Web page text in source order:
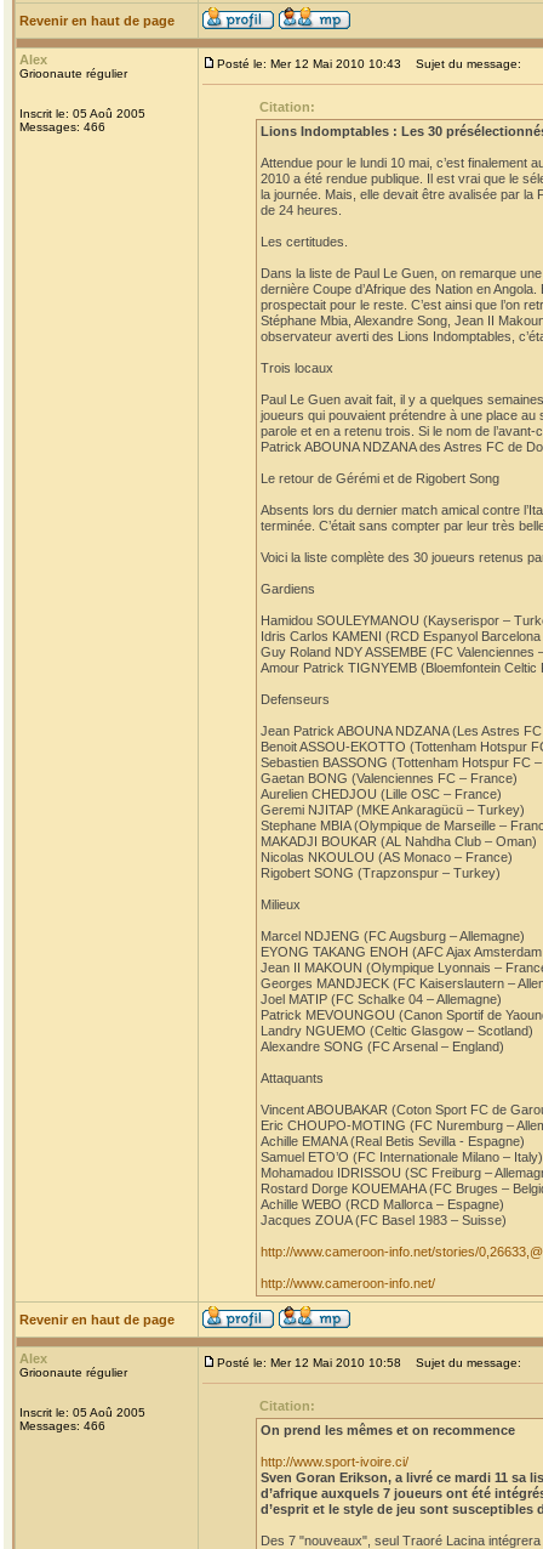
Revenir en haut de page
Alex
Grioonaute régulier
Inscrit le: 05 Aoû 2005
Messages: 466
Posté le: Mer 12 Mai 2010 10:43 Sujet du message:
Citation:
Lions Indomptables : Les 30
Attendue pour le lundi 10 mai, c’est finalement
2010 a été rendue publique. Il est vrai que le
la journée. Mais, elle devait être avalisée par la
de 24 heures.
Les certitudes.
Dans la liste de Paul Le Guen, on remarque
dernière Coupe d’Afrique des Nation en
prospectait pour le reste. C’est ainsi que l’on
Stéphane Mbia, Alexandre Song, Jean II
observateur averti des Lions Indomptables,
Trois locaux
Paul Le Guen avait fait, il y a quelques
joueurs qui pouvaient prétendre à une place au
parole et en a retenu trois. Si le nom de
Patrick ABOUNA NDZANA des Astres FC de
Le retour de Gérémi et de Rigobert Song
Absents lors du dernier match amical contre
terminée. C’était sans compter par leur très
Voici la liste complète des 30 joueurs retenus
Gardiens
Hamidou SOULEYMANOU (Kayserispor –
Idris Carlos KAMENI (RCD Espanyol
Guy Roland NDY ASSEMBE (FC Valenciennes
Amour Patrick TIGNYEMB (Bloemfontein Celtic
Defenseurs
Jean Patrick ABOUNA NDZANA (Les Astres
Benoit ASSOU-EKOTTO (Tottenham Hotspur
Sebastien BASSONG (Tottenham Hotspur FC
Gaetan BONG (Valenciennes FC – France)
Aurelien CHEDJOU (Lille OSC – France)
Geremi NJITAP (MKE Ankaragücü – Turkey)
Stephane MBIA (Olympique de Marseille –
MAKADJI BOUKAR (AL Nahdha Club – Oman)
Nicolas NKOULOU (AS Monaco – France)
Rigobert SONG (Trapzonspur – Turkey)
Milieux
Marcel NDJENG (FC Augsburg – Allemagne)
EYONG TAKANG ENOH (AFC Ajax
Jean II MAKOUN (Olympique Lyonnais –
Georges MANDJECK (FC Kaiserslautern –
Joel MATIP (FC Schalke 04 – Allemagne)
Patrick MEVOUNGOU (Canon Sportif de
Landry NGUEMO (Celtic Glasgow – Scotland)
Alexandre SONG (FC Arsenal – England)
Attaquants
Vincent ABOUBAKAR (Coton Sport FC de
Eric CHOUPO-MOTING (FC Nuremburg –
Achille EMANA (Real Betis Sevilla - Espagne)
Samuel ETO’O (FC Internationale Milano – Italy)
Mohamadou IDRISSOU (SC Freiburg –
Rostard Dorge KOUEMAHA (FC Bruges –
Achille WEBO (RCD Mallorca – Espagne)
Jacques ZOUA (FC Basel 1983 – Suisse)
http://www.cameroon-info.net/stories/
http://www.cameroon-info.net/
Revenir en haut de page
Alex
Grioonaute régulier
Inscrit le: 05 Aoû 2005
Messages: 466
Posté le: Mer 12 Mai 2010 10:58 Sujet du message:
Citation:
On prend les mêmes et on recommence
http://www.sport-ivoire.ci/
Sven Goran Erikson, a livré ce mardi 11 sa
d’afrique auxquels 7 joueurs ont été
d’esprit et le style de jeu sont susceptibles
Des 7 "nouveaux", seul Traoré Lacina